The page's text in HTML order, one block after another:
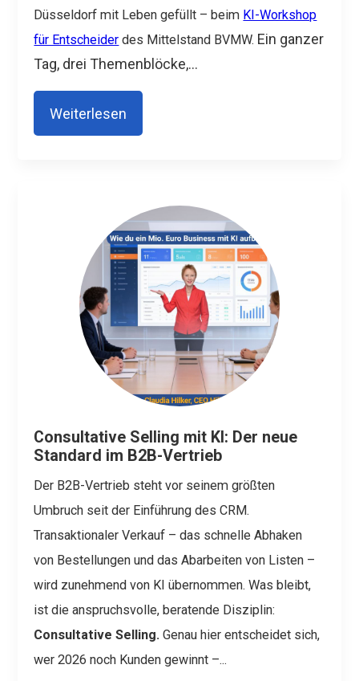
Düsseldorf mit Leben gefüllt – beim KI-Workshop
für Entscheider des Mittelstand BVMW. Ein ganzer
Tag, drei Themenblöcke,...
Weiterlesen
Consultative Selling mit KI: Der neue
Standard im B2B-Vertrieb
Der B2B-Vertrieb steht vor seinem größten
Umbruch seit der Einführung des CRM.
Transaktionaler Verkauf – das schnelle Abhaken
von Bestellungen und das Abarbeiten von Listen –
wird zunehmend von KI übernommen. Was bleibt,
ist die anspruchsvolle, beratende Disziplin:
Consultative Selling. Genau hier entscheidet sich,
wer 2026 noch Kunden gewinnt –...